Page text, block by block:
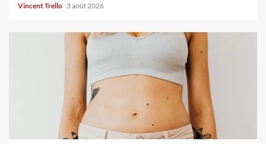
Vincent Trello 3 août 2026